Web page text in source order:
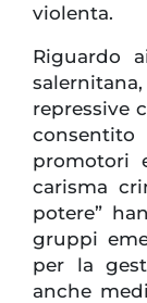
violenta.
Riguardo
repressive
promotori
carisma
potere”
gruppi
per la
anche